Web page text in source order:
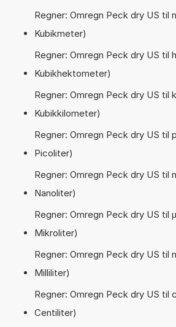
Regner: Omregn Peck dry US til
Kubikmeter)
Regner: Omregn Peck dry US til
Kubikhektometer)
Regner: Omregn Peck dry US til
Kubikkilometer)
Regner: Omregn Peck dry US til
Picoliter)
Regner: Omregn Peck dry US til
Nanoliter)
Regner: Omregn Peck dry US til
Mikroliter)
Regner: Omregn Peck dry US til
Milliliter)
Regner: Omregn Peck dry US til
Centiliter)